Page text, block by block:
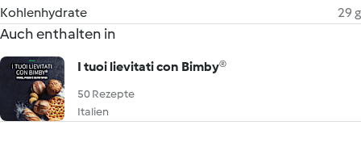
Kohlenhydrate
29 g
Auch enthalten in
I tuoi lievitati con Bimby®
50 Rezepte
Italien